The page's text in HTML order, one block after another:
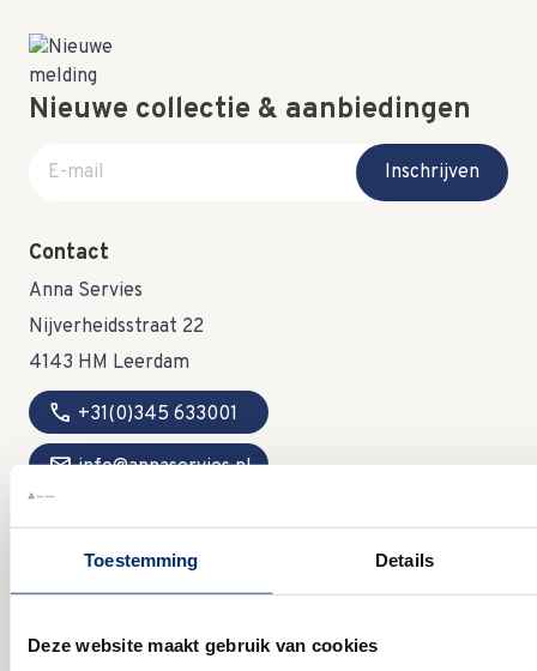
Toestemming Details
Deze website maakt gebruik van cookies
Nieuwe collectie & aanbiedingen
E-mail adres
Inschrijven
Contact
Anna Servies
Nijverheidsstraat 22
4143 HM Leerdam
call +31(0)345 633001
mail info@annaservies.nl
DI:
gesloten